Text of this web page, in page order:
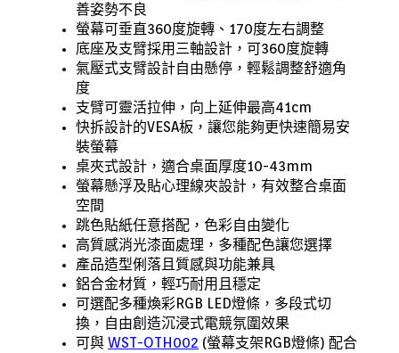
善姿勢不良
螢幕可垂直360度旋轉、170度左右調整
底座及支臂採用三軸設計，可360度旋轉
氣壓式支臂設計自由懸停，輕鬆調整舒適角
度
支臂可靈活拉伸，向上延伸最高41cm
快拆設計的VESA板，讓您能夠更快速簡易安
裝螢幕
桌夾式設計，適合桌面厚度10-43mm
螢幕懸浮及貼心理線夾設計，有效整合桌面
空間
跳色貼紙任意搭配，色彩自由變化
高質感消光漆面處理，多種配色讓您選擇
產品造型俐落且質感與功能兼具
鋁合金材質，輕巧耐用且穩定
可選配多種煥彩RGB LED燈條，多段式切
換，自由創造沉浸式電競氛圍效果
可與 WST-OTH002 (螢幕支架RGB燈條) 配合